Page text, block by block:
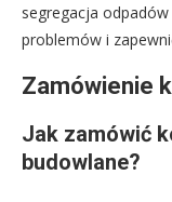
segregacja
problemów i
Zamówienie
Jak zamówić
budowlane?